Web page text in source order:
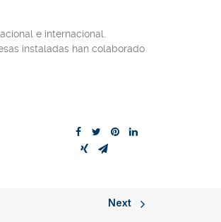
e internacional.
instaladas han colaborado
Next